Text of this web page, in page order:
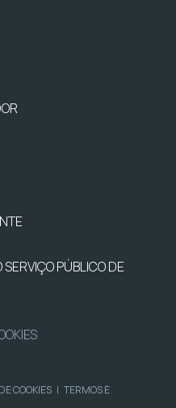
PÚBLICO DE
COOKIES | TERMOS E